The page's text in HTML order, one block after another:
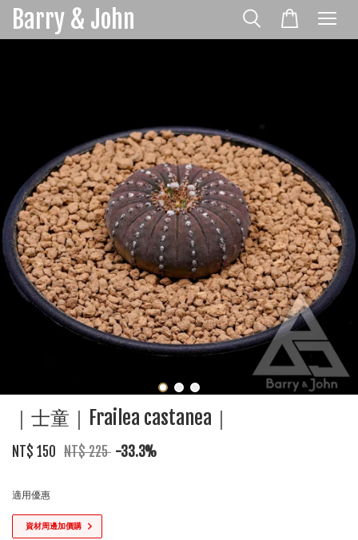
Barry & John
｜士童｜Frailea castanea｜
NT$ 150 NT$ 225 -33.3%
適用優惠
資材周邊加價購